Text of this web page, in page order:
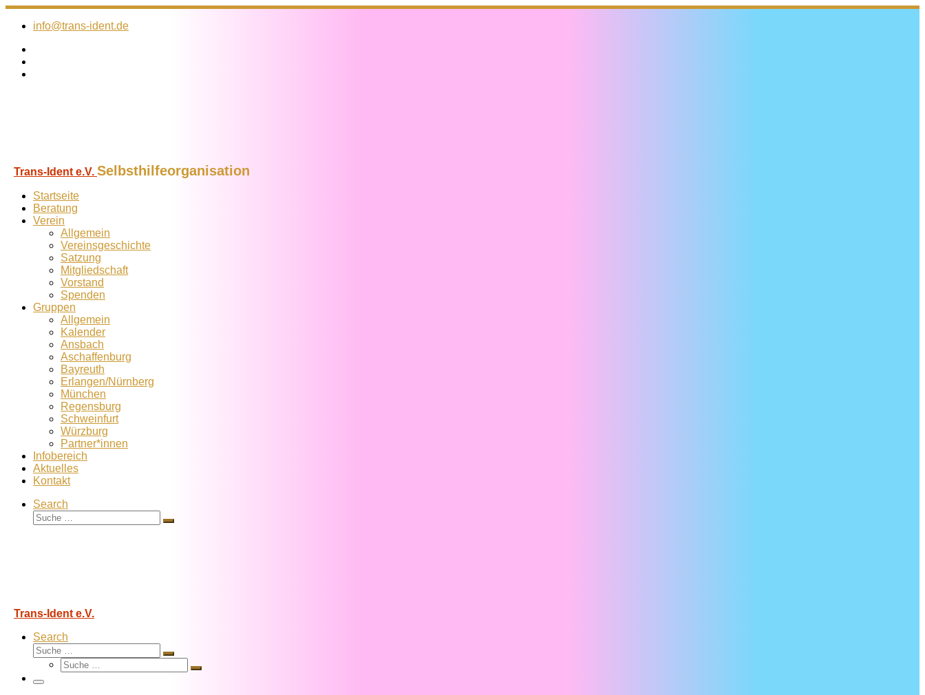
Zum
Inhalt
info@trans-ident.de
Trans-Ident e.V. Selbsthilfeorganisation
Startseite
Beratung
Verein
Allgemein
Vereins­geschichte
Satzung
Mitglied­schaft
Vorstand
Spenden
Gruppen
Allgemein
Kalender
Ansbach
Aschaffenburg
Bayreuth
Erlangen/Nürnberg
München
Regensburg
Schweinfurt
Würzburg
Partner*innen
Infobereich
Aktuelles
Kontakt
Search
Suche
Suche
Trans-Ident e.V.
Search
Suche
Suche
Suche
Suche
Menü